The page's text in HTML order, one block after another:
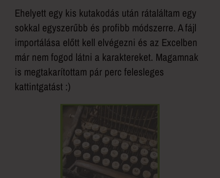
Ehelyett egy kis kutakodás után rátaláltam egy
sokkal egyszerűbb és profibb módszerre. A fájl
importálása előtt kell elvégezni és az Excelben
már nem fogod látni a karaktereket. Magamnak
is megtakarítottam pár perc felesleges
kattintgatást :)